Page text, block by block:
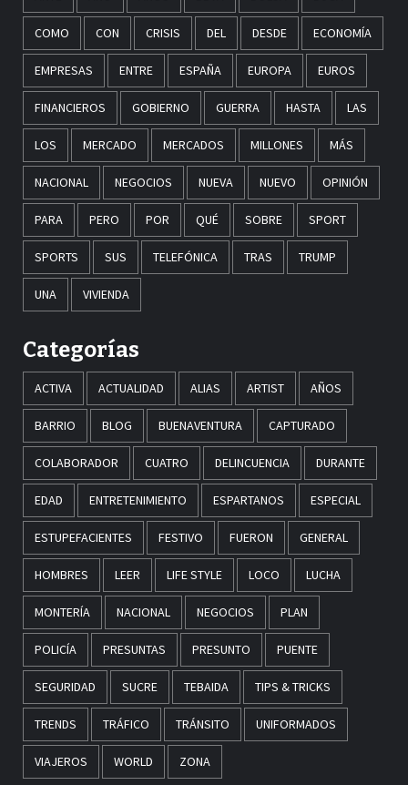
COMO CON CRISIS DEL DESDE ECONOMÍA
EMPRESAS ENTRE ESPAÑA EUROPA EUROS
FINANCIEROS GOBIERNO GUERRA HASTA LAS
LOS MERCADO MERCADOS MILLONES MÁS
NACIONAL NEGOCIOS NUEVA NUEVO OPINIÓN
PARA PERO POR QUÉ SOBRE SPORT
SPORTS SUS TELEFÓNICA TRAS TRUMP
UNA VIVIENDA
Categorías
ACTIVA ACTUALIDAD ALIAS ARTIST AÑOS
BARRIO BLOG BUENAVENTURA CAPTURADO
COLABORADOR CUATRO DELINCUENCIA DURANTE
EDAD ENTRETENIMIENTO ESPARTANOS ESPECIAL
ESTUPEFACIENTES FESTIVO FUERON GENERAL
HOMBRES LEER LIFE STYLE LOCO LUCHA
MONTERÍA NACIONAL NEGOCIOS PLAN
POLICÍA PRESUNTAS PRESUNTO PUENTE
SEGURIDAD SUCRE TEBAIDA TIPS & TRICKS
TRENDS TRÁFICO TRÁNSITO UNIFORMADOS
VIAJEROS WORLD ZONA